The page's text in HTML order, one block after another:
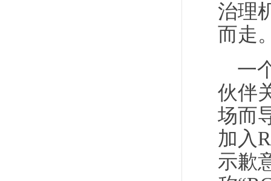
治理
而走
一
伙伴
场而
加入
示歉